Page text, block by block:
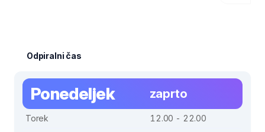
Odpiralni čas
Ponedeljek zaprto
Torek
12.00 - 22.00